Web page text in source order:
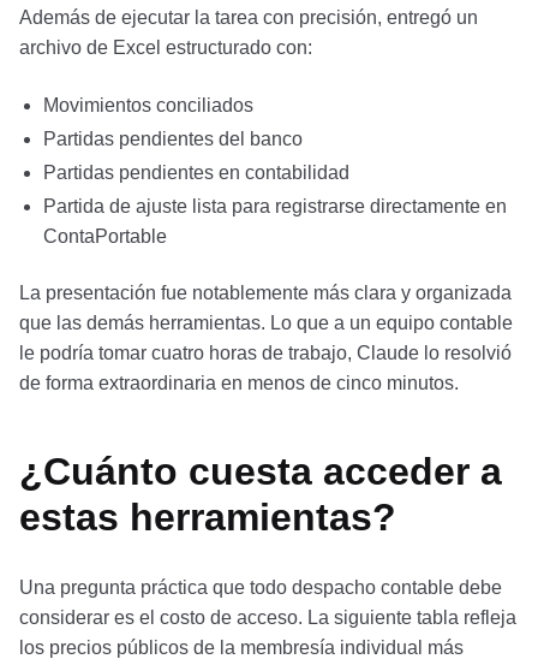
Además de ejecutar la tarea con precisión, entregó un
archivo de Excel estructurado con:
Movimientos conciliados
Partidas pendientes del banco
Partidas pendientes en contabilidad
Partida de ajuste lista para registrarse directamente en
ContaPortable
La presentación fue notablemente más clara y organizada
que las demás herramientas. Lo que a un equipo contable
le podría tomar cuatro horas de trabajo, Claude lo resolvió
de forma extraordinaria en menos de cinco minutos.
¿Cuánto cuesta acceder a
estas herramientas?
Una pregunta práctica que todo despacho contable debe
considerar es el costo de acceso. La siguiente tabla refleja
los precios públicos de la membresía individual más